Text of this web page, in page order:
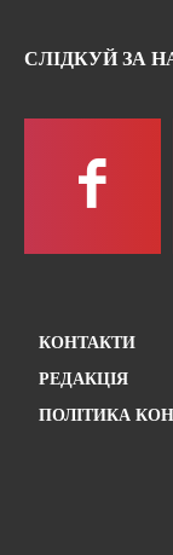
СЛІДКУЙ ЗА
КОНТАКТИ
РЕДАКЦІЯ
ПОЛІТИКА